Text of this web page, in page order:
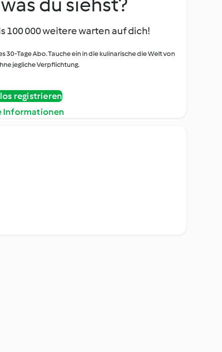
100 000 weitere warten auf dich!
30-Tage Abo. Tauche ein in die kulinarische die Welt von
jegliche Verpflichtung.
registrieren
Informationen